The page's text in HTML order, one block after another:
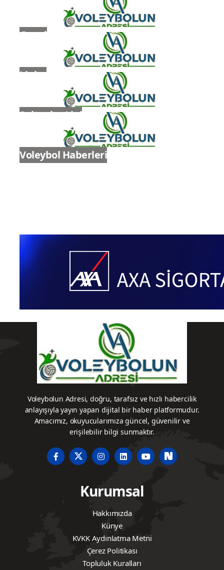
Genel
Ligler
Sultanlar Ligi
Voleybol Haberleri
Voleybolun Adresi, doğru, tarafsız ve hızlı habercilik
anlayışıyla yayın yapan dijital bir haber platformudur.
Amacımız, okuyucularımıza güncel, güvenilir ve
erişilebilir bilgi sunmaktır.
Kurumsal
Hakkımızda
Künye
KVKK Aydınlatma Metni
Çerez Politikası
Topluluk Kuralları